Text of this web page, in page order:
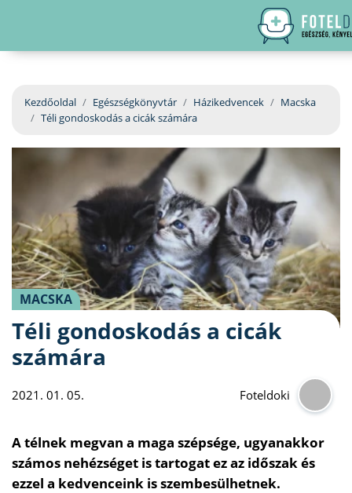
EGÉSZSÉGKÖNYVTÁR
BETEGSÉGKALAUZ
ÜGYELETKERESŐ
ORVOS VÁLASZOL
ORVOSKERESŐ
Kezdőoldal Egészségkönyvtár Házikedvencek
Macska
Téli gondoskodás a cicák számára
MACSKA
Téli gondoskodás a cicák
számára
2021. 01. 05. Foteldoki
A télnek megvan a maga szépsége, ugyanakkor
számos nehézséget is tartogat ez az időszak és
ezzel a kedvenceink is szembesülhetnek.